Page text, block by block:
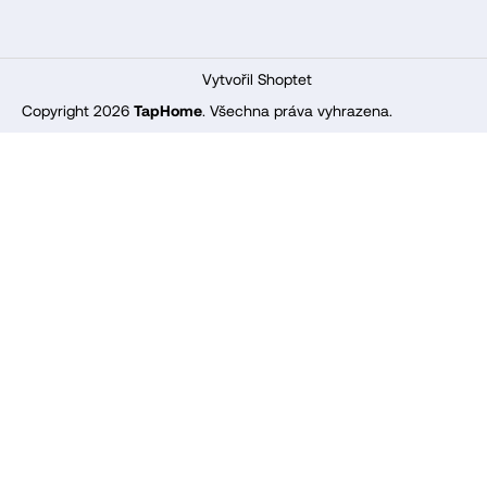
Vytvořil Shoptet
Copyright 2026 TapHome. Všechna práva vyhrazena.